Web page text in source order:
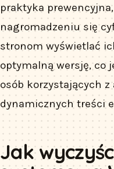
praktyka
nagromadzeniu się
stronom wyświetlać
optymalną wersję, co
osób korzystających
dynamicznych treści
Jak